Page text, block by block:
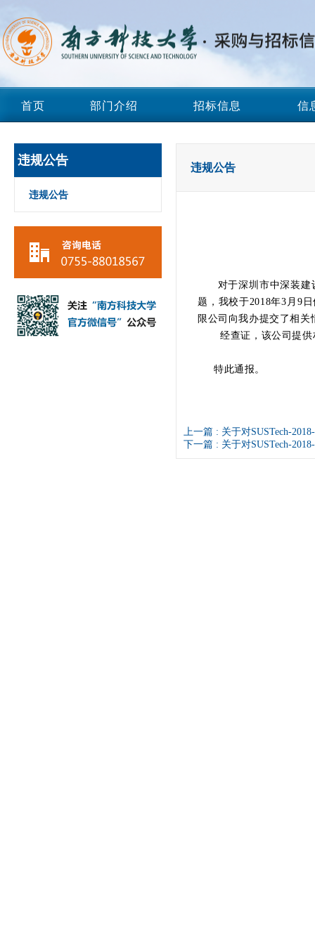
首页 部门介绍 招标信息 信
违规公告
违规公告
违规公告
对于深圳市中深装建设
题，我校于2018年3月9
限公司向我办提交了相
经查证，该公司提供材
特此通报。
上一篇 : 关于对SUSTech-
下一篇 : 关于对SUSTech-